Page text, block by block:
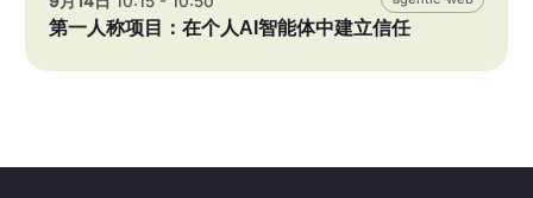
第一人称项目：在个人AI智能体中建立信任